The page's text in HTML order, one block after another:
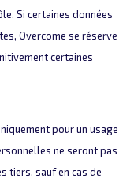
Si certaines données
Overcome se réserve
certaines
pour un usage
ne seront pas
tiers, sauf en cas de